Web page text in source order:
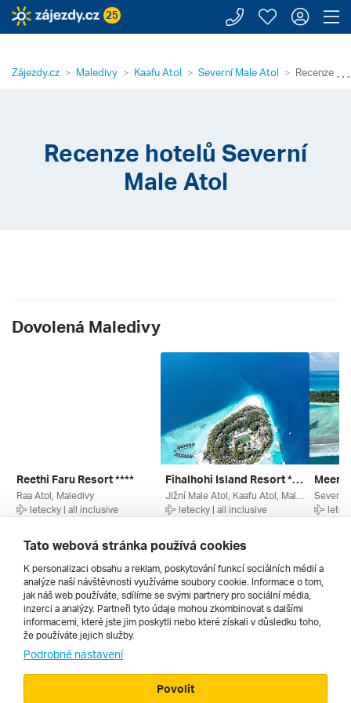
25 Zavolejte
Moje
⋯
Zájezdy.cz Maledivy Kaafu Atol Severní Male Atol Recenze
Recenze hotelů Severní
Male Atol
Dovolená Maledivy
Reethi Faru Resort ****
Raa Atol, Maledivy
letecky | all inclusive
89 840 Kč
Fihalhohi Island Resort ***+
letecky | all inclusive
66 280 Kč
Všechny
Cestopisy
Tato webová stránka používá cookies
K personalizaci obsahu a reklam, poskytování funkcí sociálních médií a
analýze naší návštěvnosti využíváme soubory cookie. Informace o tom,
jak náš web používáte, sdílíme se svými partnery pro sociální média,
inzerci a analýzy. Partneři tyto údaje mohou zkombinovat s dalšími
informacemi, které jste jim poskytli nebo které získali v důsledku toho,
že používáte jejich služby.
Podrobné nastavení
Povolit